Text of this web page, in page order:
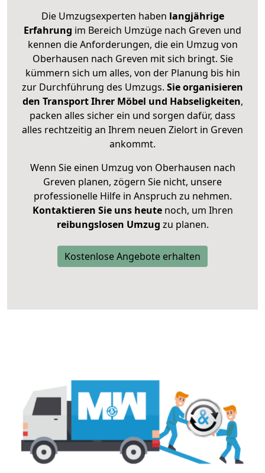
Die Umzugsexperten haben langjährige
Erfahrung im Bereich Umzüge nach Greven und
kennen die Anforderungen, die ein Umzug von
Oberhausen nach Greven mit sich bringt. Sie
kümmern sich um alles, von der Planung bis hin
zur Durchführung des Umzugs. Sie organisieren
den Transport Ihrer Möbel und Habseligkeiten,
packen alles sicher ein und sorgen dafür, dass
alles rechtzeitig an Ihrem neuen Zielort in Greven
ankommt.
Wenn Sie einen Umzug von Oberhausen nach
Greven planen, zögern Sie nicht, unsere
professionelle Hilfe in Anspruch zu nehmen.
Kontaktieren Sie uns heutenoch, um Ihren
reibungslosen Umzug zu planen.
Kostenlose Angebote erhalten